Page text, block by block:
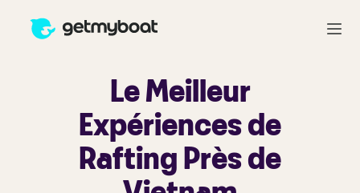
Le Meilleur
Expériences de
Rafting Près de